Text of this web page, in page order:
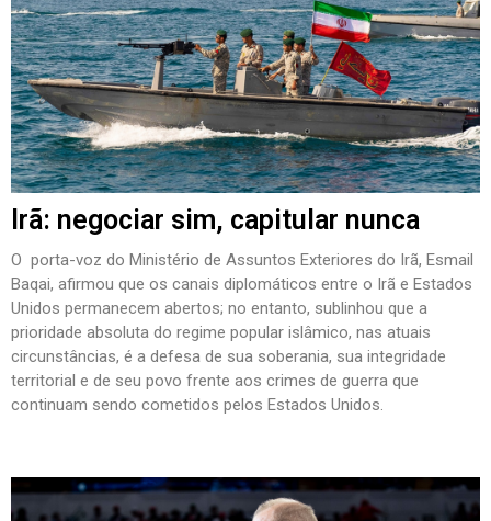
Irã: negociar sim, capitular nunca
O porta-voz do Ministério de Assuntos Exteriores do Irã, Esmail
Baqai, afirmou que os canais diplomáticos entre o Irã e Estados
Unidos permanecem abertos; no entanto, sublinhou que a
prioridade absoluta do regime popular islâmico, nas atuais
circunstâncias, é a defesa de sua soberania, sua integridade
territorial e de seu povo frente aos crimes de guerra que
continuam sendo cometidos pelos Estados Unidos.